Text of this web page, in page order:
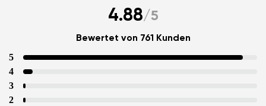
4.88/5
Bewertet von 761 Kunden
5
4
3
2